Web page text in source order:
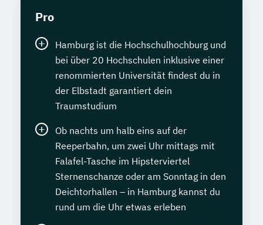
Industriefachwirt (IHK)
Industriemeister Elektrotechnik (IHK)
Industriemeister Luftfahrttechnik (IHK)
Industriemeister Metall (IHK)
Informatiker - C++ Informatiker - Java
Informationstechnologie - Grundlagen
Innovationsmanager
Innovationsmanager (IHK)
International Legal English
Internationale Rechnungslegung -
Kompaktkurs
Italienisch Grundkurs
Sportmedizin
Stressmanagement
(Entspannungspädagoge/-in Fachrichtung
"Burnout-Prävention")
Systemische/r Berater/-in
Tierernährungsberater/in
Tierheilpraktiker + Grundlagen der
artgerechten Tierhaltung
Tierheilpraktiker + Klassische Veterinär-
Tierheilpraktiker + Veterinär-Akupunktur
Pro
Hamburg ist die Hochschulhochburg und
bei über 20 Hochschulen inklusive einer
renommierten Universität findest du in
der Elbstadt garantiert dein
Traumstudium
Ob nachts um halb eins auf der
Reeperbahn, um zwei Uhr mittags mit
Falafel-Tasche im Hipsterviertel
Sternenschanze oder am Sonntag in den
Deichtorhallen – in Hamburg kannst du
rund um die Uhr etwas erleben